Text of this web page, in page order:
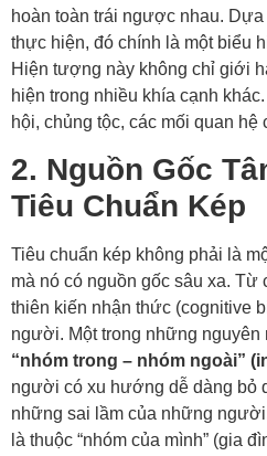
hoàn toàn trái ngược nhau.
thực hiện, đó chính là một biểu
Hiện tượng này không chỉ giới
hiện trong nhiều khía cạnh
hội, chủng tộc, các mối quan
2. Nguồn Gốc
Tiêu Chuẩn Kép
Tiêu chuẩn kép không phải là
mà nó có nguồn gốc sâu xa. Từ
thiên kiến nhận thức (cognitive
người. Một trong những nguyên
“nhóm trong – nhóm ngoài”
người có xu hướng dễ dàng bỏ
những sai lầm của những
là thuộc “nhóm của mình” (gia